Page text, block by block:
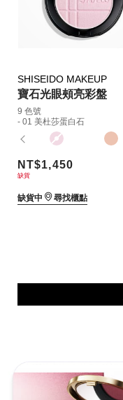
SHISEIDO MAKEUP
寶石光眼頰亮彩盤
9 色號
- 01 美杜莎蛋白石
NT$1,450
缺貨
缺貨中 尋找櫃點